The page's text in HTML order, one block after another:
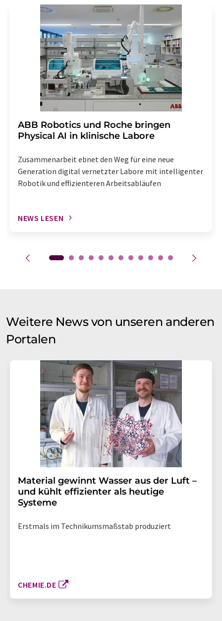
Str. 2, 12489 Berlin oder per E-Mail unter
widerruf@lumitos.commit Wirkung für die Zukunft
widerrufen. Zudem ist in jeder E-Mail ein Link zur
Abbestellung des entsprechenden Newsletters
enthalten.
​​​​​​​ABB Robotics und Roche bringen
Physical AI in klinische Labore
Zusammenarbeit ebnet den Weg für eine neue
Generation digital vernetzter Labore mit intelligenter
Robotik und effizienteren Arbeitsabläufen
NEWS LESEN
Weitere News von unseren anderen
Portalen
Material gewinnt Wasser aus der Luft –
und kühlt effizienter als heutige
Systeme
Erstmals im Technikumsmaßstab produziert
CHEMIE.DE